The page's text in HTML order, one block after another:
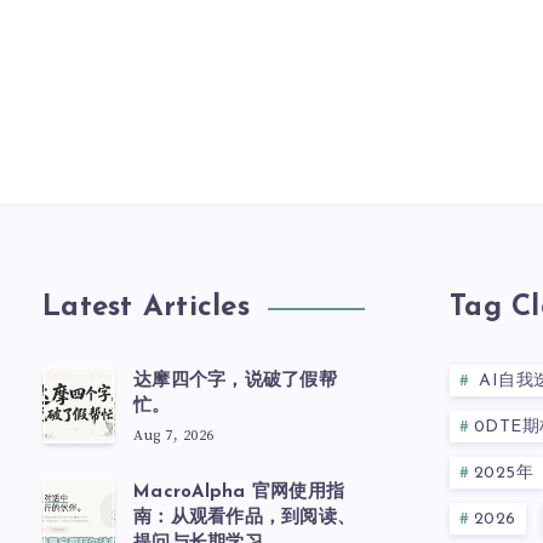
Latest Articles
达摩四个字，说破了假帮
忙。
Aug 7, 2026
MacroAlpha 官网使用指
南：从观看作品，到阅读、
Tag
AI自我
0DTE期
2025年
2026